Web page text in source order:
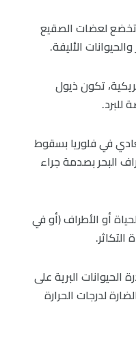
تخضع لعضات الصقيع
الأليفة.
تكون ذيول
للبرد.
في فلوريا بسقوط
البحر بصدمة جراء
أو الأطراف (أو في
الحيوانات البرية على
لدرجات الحرارة